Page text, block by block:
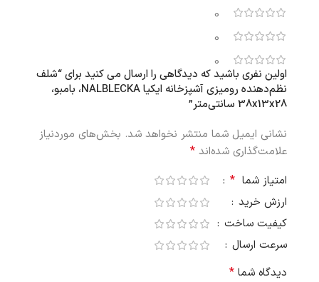
0
0
0
اولین نفری باشید که دیدگاهی را ارسال می کنید برای “شلف
نظم‌دهنده رومیزی آشپزخانه ایکیا NALBLECKA، بامبو،
38x13x28 سانتی‌متر”
نشانی ایمیل شما منتشر نخواهد شد. بخش‌های موردنیاز
علامت‌گذاری شده‌اند *
امتیاز شما *
ارزش خرید
کیفیت ساخت
سرعت ارسال
دیدگاه شما *